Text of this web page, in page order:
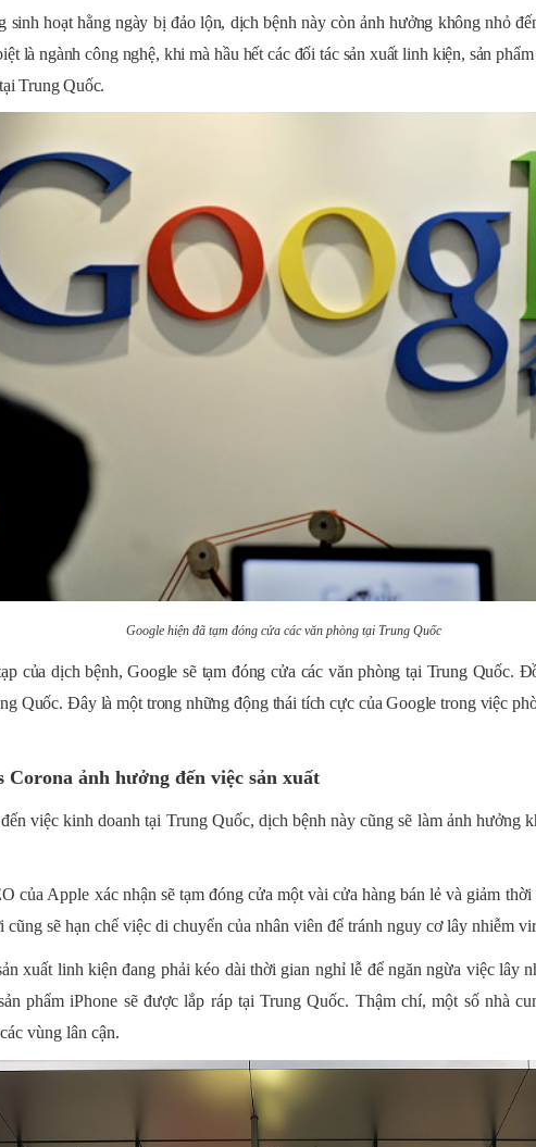
sinh hoạt hằng ngày bị đảo lộn, dịch bệnh này còn ảnh hưởng không nhỏ
là ngành công nghệ, khi mà hầu hết các đối tác sản xuất linh kiện, sản
Trung Quốc.
Google hiện đã tạm đóng cửa các văn phòng tại Trung Quốc
của dịch bệnh, Google sẽ tạm đóng cửa các văn phòng tại Trung Quốc.
Quốc. Đây là một trong những động thái tích cực của Google trong việc
Corona ảnh hưởng đến việc sản xuất
việc kinh doanh tại Trung Quốc, dịch bệnh này cũng sẽ làm ảnh hưởng
của Apple xác nhận sẽ tạm đóng cửa một vài cửa hàng bán lẻ và giảm thời
sẽ hạn chế việc di chuyển của nhân viên để tránh nguy cơ lây nhiễm
xuất linh kiện đang phải kéo dài thời gian nghỉ lễ để ngăn ngừa việc lây
phẩm iPhone sẽ được lắp ráp tại Trung Quốc. Thậm chí, một số nhà
vùng lân cận.